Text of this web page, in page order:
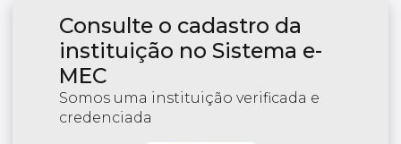
Consulte o cadastro da
instituição no Sistema e-
MEC
Somos uma instituição verificada e
credenciada